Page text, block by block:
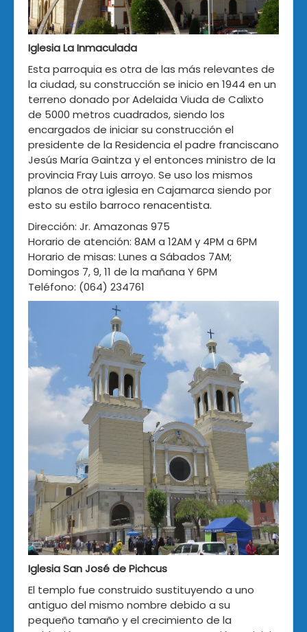
Iglesia La Inmaculada
Esta parroquia es otra de las más relevantes de
la ciudad, su construcción se inicio en 1944 en un
terreno donado por Adelaida Viuda de Calixto
de 5000 metros cuadrados, siendo los
encargados de iniciar su construcción el
presidente de la Residencia el padre franciscano
Jesús María Gaintza y el entonces ministro de la
provincia Fray Luis arroyo. Se uso los mismos
planos de otra iglesia en Cajamarca siendo por
esto su estilo barroco renacentista.
Dirección: Jr. Amazonas 975
Horario de atención: 8AM a 12AM y 4PM a 6PM
Horario de misas: Lunes a Sábados 7AM;
Domingos 7, 9, 11 de la mañana Y 6PM
Teléfono: (064) 234761
Iglesia San José de Pichcus
El templo fue construido sustituyendo a uno
antiguo del mismo nombre debido a su
pequeño tamaño y el crecimiento de la